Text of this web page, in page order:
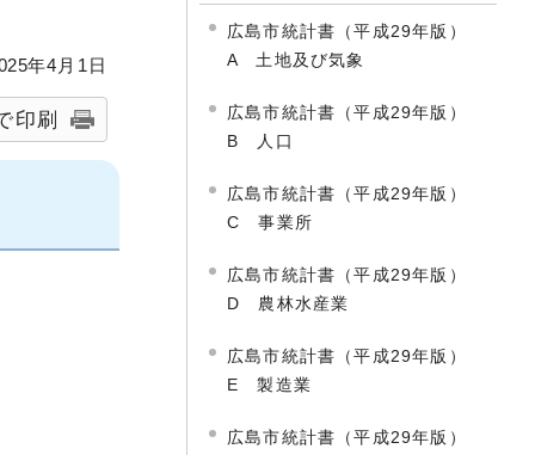
年4月1日
印刷
広島市統計書（平成29年版）
A 土地及び気象
広島市統計書（平成29年版）
B 人口
広島市統計書（平成29年版）
C 事業所
広島市統計書（平成29年版）
D 農林水産業
広島市統計書（平成29年版）
E 製造業
広島市統計書（平成29年版）